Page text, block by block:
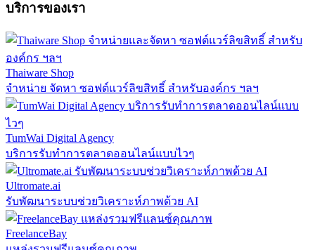
บริการของเรา
Thaiware Shop
จำหน่าย จัดหา ซอฟต์แวร์ลิขสิทธิ์ สำหรับองค์กร ฯลฯ
TumWai Digital Agency
บริการรับทำการตลาดออนไลน์แบบไวๆ
Ultromate.ai
รับพัฒนาระบบช่วยวิเคราะห์ภาพด้วย AI
FreelanceBay